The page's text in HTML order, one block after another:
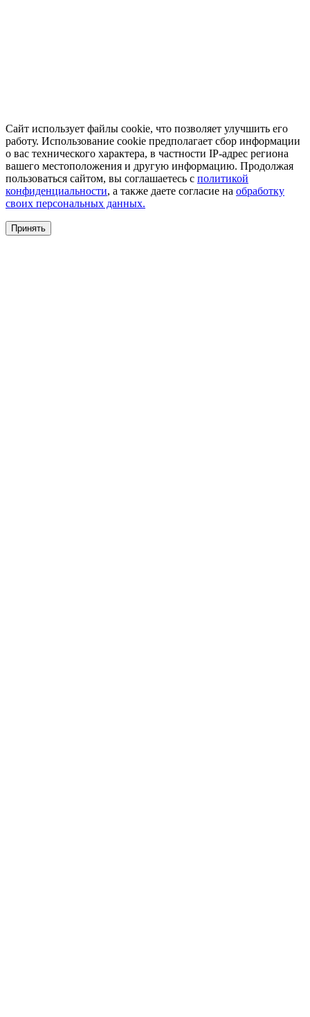
Сайт использует файлы cookie, что позволяет улучшить его
работу. Использование cookie предполагает сбор информации
о вас технического характера, в частности IP-адрес региона
вашего местоположения и другую информацию. Продолжая
пользоваться сайтом, вы соглашаетесь с политикой
конфиденциальности, а также даете согласие на обработку
своих персональных данных.
Принять